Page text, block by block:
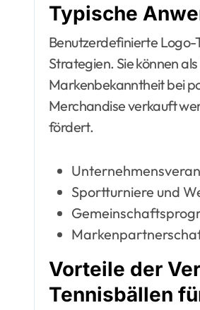
Typische
Benutzerdefinierte Logo-
Strategien. Sie können
Markenbekanntheit bei
Merchandise verkauft
fördert.
Sportturniere und
Vorteile der
Tennisbällen